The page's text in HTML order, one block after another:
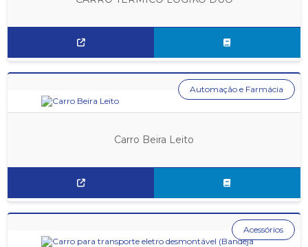
Carro Beira Leito
Automação e Farmácia
Acessórios